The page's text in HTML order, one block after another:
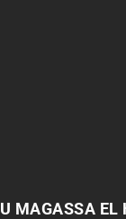
MAGASSA EL